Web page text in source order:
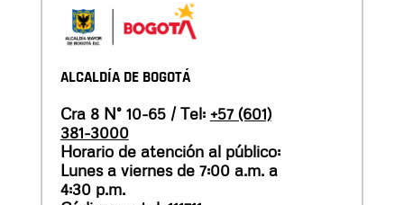
ALCALDÍA DE BOGOTÁ
Cra 8 N° 10-65 / Tel: +57 (601)
381-3000
Horario de atención al público:
Lunes a viernes de 7:00 a.m. a
4:30 p.m.